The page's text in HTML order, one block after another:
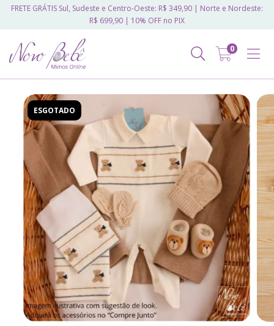
FRETE GRÁTIS Sul, Sudeste e Centro-Oeste: R$ 349,90 | Norte e Nordeste:
R$ 699,90 | 10% OFF no PIX
0
ESGOTADO